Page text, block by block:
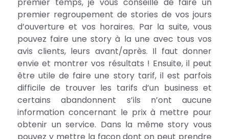
premier regroupement de stories de vos jours
d’ouverture et vos horaires. Par la suite, vous
pouvez faire une story à la une avec tous vos
avis clients, leurs avant/après. Il faut donner
envie et montrer vos résultats ! Ensuite, il peut
être utile de faire une story tarif, il est parfois
difficile de trouver les tarifs d’un business et
certains abandonnent s’ils n’ont aucune
information concernant le prix à mettre pour
obtenir un service. Dans la même story vous
pouvez y mettre la façon dont on peut prendre